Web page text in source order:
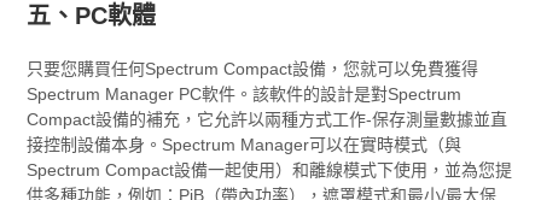
五、PC軟體
只要您購買任何Spectrum Compact設備，您就可以免費獲得
Spectrum Manager PC軟件。該軟件的設計是對Spectrum
Compact設備的補充，它允許以兩種方式工作-保存測量數據並直
接控制設備本身。Spectrum Manager可以在實時模式（與
Spectrum Compact設備一起使用）和離線模式下使用，並為您提
供多種功能，例如：PiB（帶內功率），遮罩模式和最小/最大保